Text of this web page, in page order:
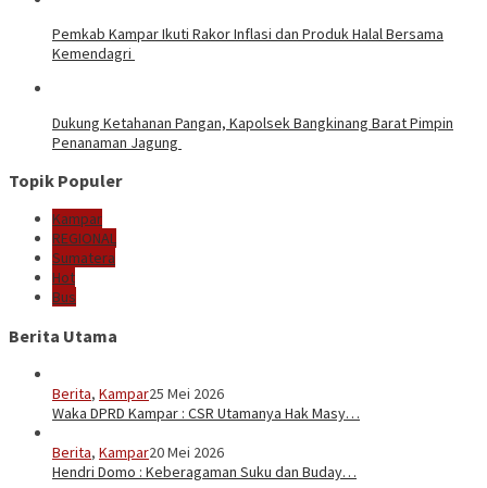
Pemkab Kampar Ikuti Rakor Inflasi dan Produk Halal Bersama
Kemendagri
Dukung Ketahanan Pangan, Kapolsek Bangkinang Barat Pimpin
Penanaman Jagung
Topik Populer
Kampar
REGIONAL
Sumatera
Hot
Bus
Berita Utama
Berita, Kampar25 Mei 2026
Waka DPRD Kampar : CSR Utamanya Hak Masy…
Berita, Kampar20 Mei 2026
Hendri Domo : Keberagaman Suku dan Buday…